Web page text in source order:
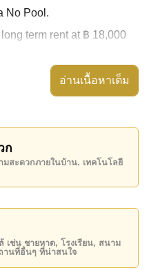
No Pool.
term rent at ฿ 18,000
this property your
on +6638411250 or
and Office LINE
อ่านเนื้อหาเต็ม
ก
มสะดวกภายในบ้าน. เทคโนโลยี
เช่น ชายหาด, โรงเรียน, สนาม
านที่อื่นๆ ที่น่าสนใจ